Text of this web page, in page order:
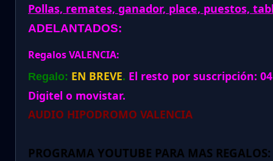
Pollas, remates, ganador, place, puestos,
ADELANTADOS:
Regalos VALENCIA:
Regalo: EN BREVE. El resto por suscripción:
Digitel o movistar.
AUDIO HIPODROMO VALENCIA
PROGRAMA YOUTUBE PARA MAS REGALOS: